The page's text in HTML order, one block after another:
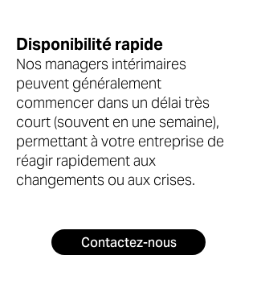
Disponibilité rapide
Nos managers intérimaires
peuvent généralement
commencer dans un délai très
court (souvent en une semaine),
permettant à votre entreprise de
réagir rapidement aux
changements ou aux crises.
Contactez-nous